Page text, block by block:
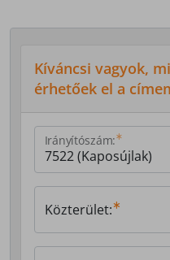
Kíváncsi vagyok,
érhetőek el a
Irányítószám:
Közterület: